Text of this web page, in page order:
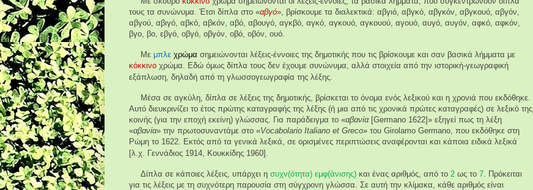
τους τα συνώνυμα. Έτσι δίπλα στο «αβγό», βρίσκουμε τα διαλεκτικά: αβγιό, αβγκό, αβγκόν, αβγκουό, αβγόν,
αβγού, αβιγό, αβκό, αβκόν, αβό, αβουγό, αγκβό, αγκό, αγκουό, αγκουού, αγουό, αυγό, αυγόν, αφκό, αφκόν,
βγο, βο, εβγό, οβγό, οβγόν, οβό, οβόν, ουό
Με μπλε χρώμα σημειώνονται λέξεις-έννοιες της δημοτικής που τις βρίσκουμε και σαν βασικά λήμματα με
κόκκινο χρώμα. Εδώ όμως δίπλα τους δεν έχουμε συνώνυμα, αλλά στοιχεία από την ιστορική-γεωγραφική
εξάπλωση, δηλαδή από τη γλωσσογεωγραφία της λέξης.
Μέσα σε αγκύλη, δίπλα σε λέξεις της δημοτικής, βρίσκεται το όνομα ενός λεξικού και η χρονιά που εκδόθηκε.
Αυτό διευκρινίζει το έτος πρώτης καταγραφής της λέξης (ή μια από τις χρονικά πρώτες καταγραφές) σε λεξικό της
κοινής (για την εποχή εκείνη) γλώσσας. Για παράδειγμα το «αβανία[Germano 1622]» εξηγεί πως τη λέξη
«αβανία» την πρωτοσυναντάμε στο «Vocabolario Italiano et Greco» του Girolamo Germano, που εκδόθηκε στη
Ρώμη το 1622. Εκτός από τα γενικά λεξικά, σε ορισμένες περιπτώσεις αναφέρονται και κάποια ειδικά λεξικά
[λ.χ. Γεννάδιος 1914, Κουκκίδης 1960].
Δίπλα σε κάποιες λέξεις, υπάρχει η συχν(ότητα) εμφ(άνισης)και ένας αριθμός, από το 2 ως το 7. Πρόκειται
για τις λέξεις με τη συχνότερη παρουσία στη σύγχρονη γλώσσα. Σε αυτή την κλίμακα, κάθε αριθμός είναι